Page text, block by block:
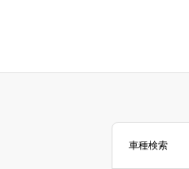
車種検索